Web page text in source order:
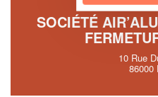
SOCIÉTÉ
10 Rue
86000